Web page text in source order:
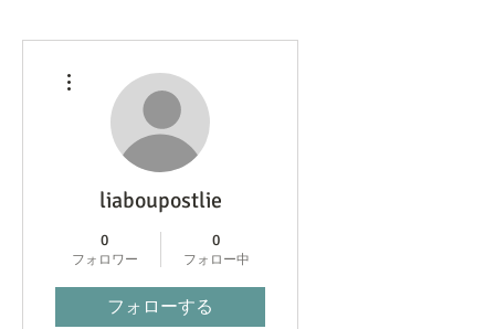
liaboupostlie
0
フォロワー
0
フォロー中
フォローする